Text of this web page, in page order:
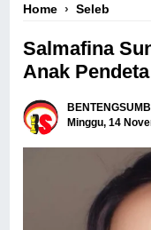
Home ›Seleb
Salmafina
Anak
Minggu, 14